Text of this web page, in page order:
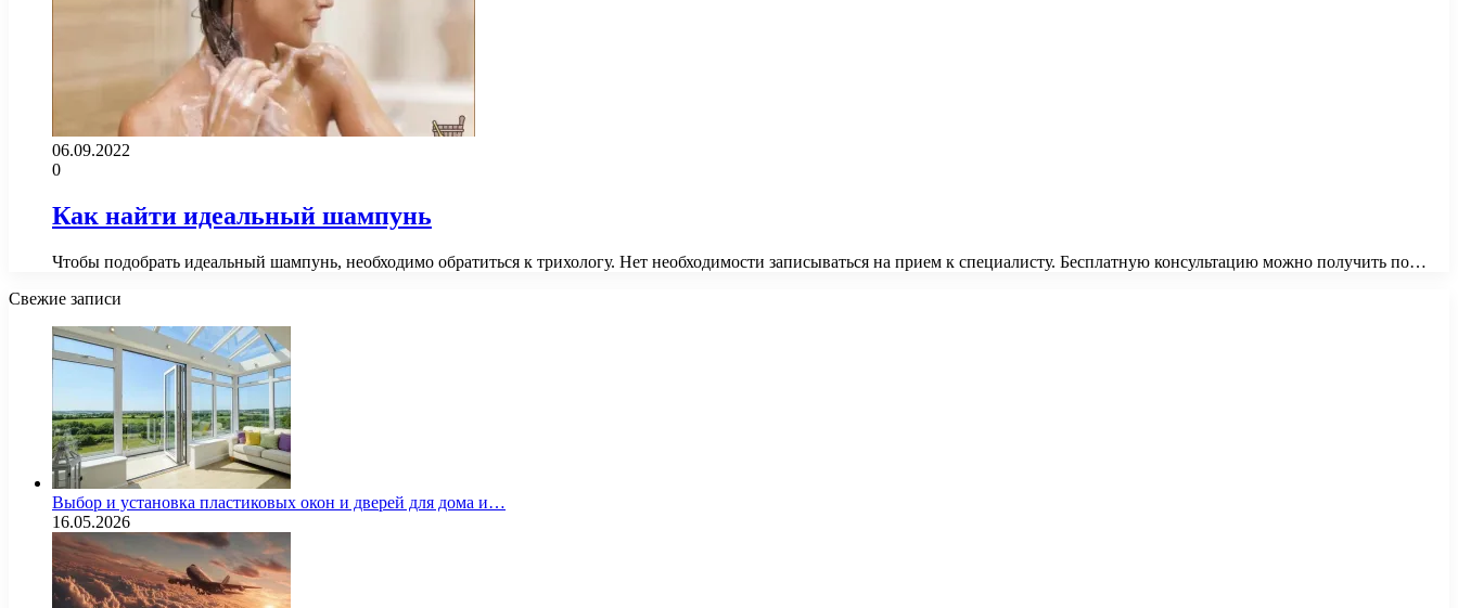
06.09.2022
0
Как найти идеальный шампунь
Чтобы подобрать идеальный шампунь, необходимо обратиться к трихологу. Нет необходимости записываться на прием к специалисту. Бесплатную консультацию можно получить по…
Свежие записи
Выбор и установка пластиковых окон и дверей для дома и…
16.05.2026